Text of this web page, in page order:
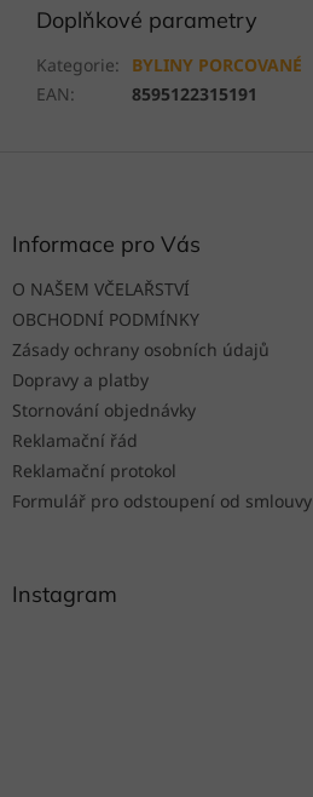
Doplňkové parametry
Kategorie:
BYLINY PORCOVANÉ
EAN: 8595122315191
Informace pro Vás
O NAŠEM VČELAŘSTVÍ
OBCHODNÍ PODMÍNKY
Zásady ochrany osobních údajů
Dopravy a platby
Stornování objednávky
Reklamační řád
Reklamační protokol
Formulář pro odstoupení od smlouvy
Instagram